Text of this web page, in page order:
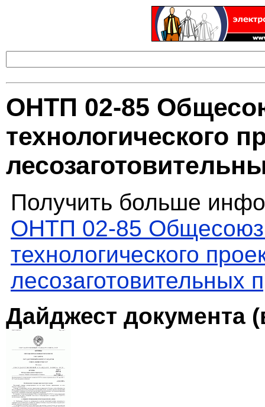
ОНТП 02-85
технологического
Получить больше
ОНТП 02-85
технологического
лесозаготовительных
Дайджест документа